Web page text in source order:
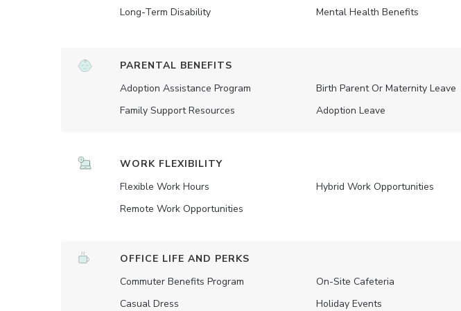
Long-Term Disability
Mental Health Benefits
PARENTAL BENEFITS
Adoption Assistance Program
Family Support Resources
Birth Parent Or Maternity Leave
Adoption Leave
WORK FLEXIBILITY
Flexible Work Hours
Remote Work Opportunities
Hybrid Work Opportunities
OFFICE LIFE AND PERKS
Commuter Benefits Program
Casual Dress
On-Site Cafeteria
Holiday Events